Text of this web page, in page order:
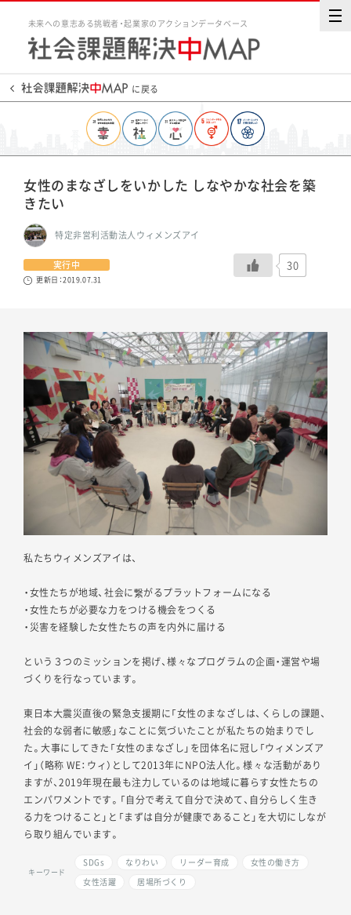
未来への意志ある挑戦者・起業家のアクションデータベース
に戻る
女性のまなざしをいかした しなやかな社会を築
きたい
特定非営利活動法人ウィメンズアイ
実行中
更新日：2019.07.31
30
私たちウィメンズアイは、
・女性たちが地域、社会に繋がるプラットフォームになる
・女性たちが必要な力をつける機会をつくる
・災害を経験した女性たちの声を内外に届ける
という３つのミッションを掲げ、様々なプログラムの企画・運営や場
づくりを行なっています。
東日本大震災直後の緊急支援期に「女性のまなざしは、くらしの課題、
社会的な弱者に敏感」なことに気づいたことが私たちの始まりでし
た。大事にしてきた「女性のまなざし」を団体名に冠し「ウィメンズア
イ」（略称 WE：ウィ）として2013年にNPO法人化。様々な活動があり
ますが、2019年現在最も注力しているのは地域に暮らす女性たちの
エンパワメントです。「自分で考えて自分で決めて、自分らしく生き
る力をつけること」と「まずは自分が健康であること」を大切にしなが
ら取り組んでいます。
キーワード
SDGs なりわい リーダー育成
女性の働き方
女性活躍
居場所づくり